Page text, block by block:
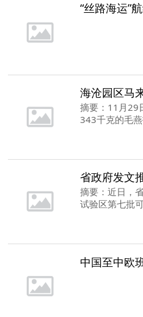
摘要：11月29
343千克的毛
摘要：近日，
试验区第七批